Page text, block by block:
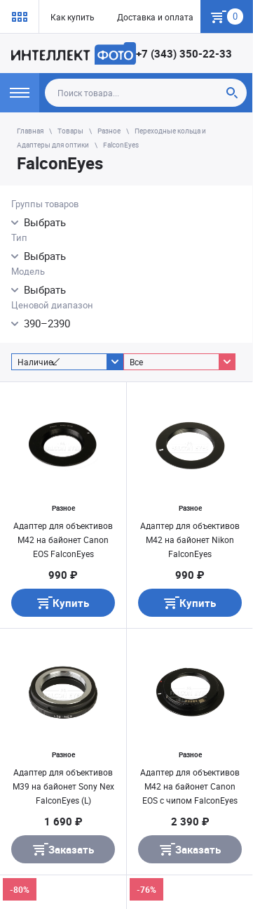
Как купить Доставка и оплата Гарантия
0
+7 (343) 350-22-33
Главная Товары Разное
Переходные кольца и
Адаптеры для оптики
FalconEyes
FalconEyes
Группы товаров
Выбрать
Тип
Выбрать
Модель
Выбрать
Ценовой диапазон
390–2390
Наличие Все
Разное
Адаптер для объективов
M42 на байонет Canon
EOS FalconEyes
990 ₽
Купить
Разное
Адаптер для объективов
M42 на байонет Nikon
FalconEyes
990 ₽
Купить
Разное
Адаптер для объективов
M39 на байонет Sony Nex
FalconEyes (L)
1 690 ₽
Заказать
Разное
Адаптер для объективов
M42 на байонет Canon
EOS с чипом FalconEyes
2 390 ₽
Заказать
-80% -76%